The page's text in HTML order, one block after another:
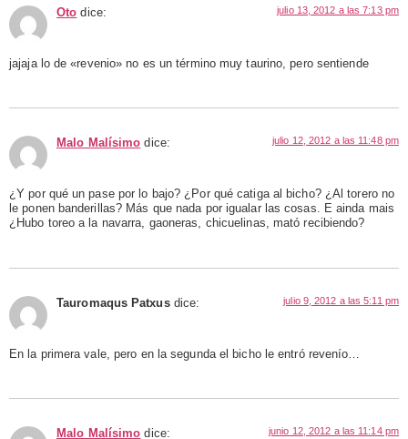
Oto dice: julio 13, 2012 a las 7:13 pm
jajaja lo de «revenio» no es un término muy taurino, pero sentiende
Malo Malísimo dice: julio 12, 2012 a las 11:48 pm
¿Y por qué un pase por lo bajo? ¿Por qué catiga al bicho? ¿Al torero no
le ponen banderillas? Más que nada por igualar las cosas. E ainda mais
¿Hubo toreo a la navarra, gaoneras, chicuelinas, mató recibiendo?
Tauromaqus Patxus dice: julio 9, 2012 a las 5:11 pm
En la primera vale, pero en la segunda el bicho le entró revenío…
Malo Malísimo dice: junio 12, 2012 a las 11:14 pm